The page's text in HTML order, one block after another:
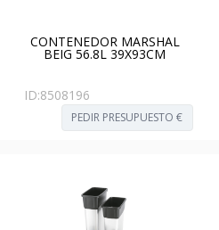
CONTENEDOR MARSHAL
BEIG 56.8L 39X93CM
ID:8508196
PEDIR PRESUPUESTO €